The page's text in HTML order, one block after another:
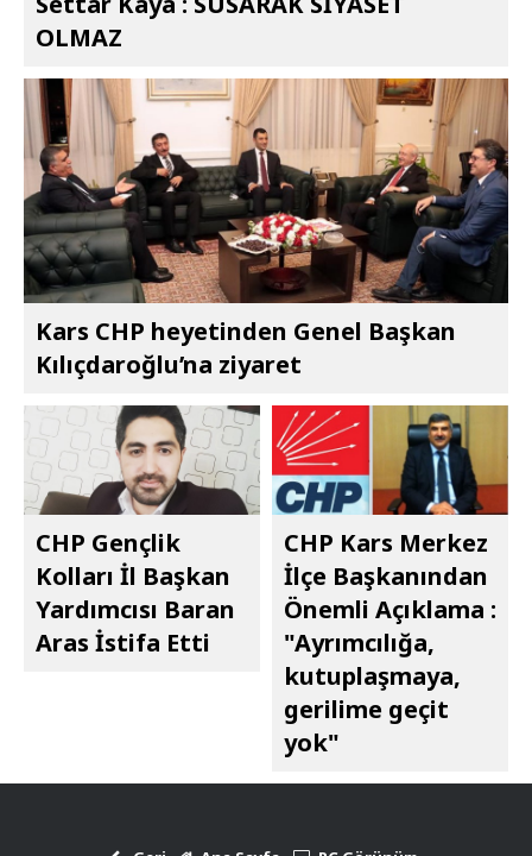
OLMAZ
Kars CHP heyetinden Genel Başkan
Kılıçdaroğlu’na ziyaret
CHP Gençlik
Kolları İl Başkan
Yardımcısı Baran
Aras İstifa Etti
CHP Kars Merkez
İlçe Başkanından
Önemli Açıklama :
"Ayrımcılığa,
kutuplaşmaya,
gerilime geçit
yok"